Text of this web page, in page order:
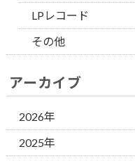
LPレコード
その他
アーカイブ
2026年
2025年